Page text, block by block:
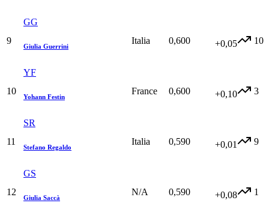
9
GG
Giulia Guerrini
Italia 0,600 +0,05 10
10
YF
Yohann Festin
France 0,600 +0,10 3
11
SR
Stefano Regaldo
Italia 0,590 +0,01 9
12
GS
Giulia Saccà
N/A 0,590 +0,08 1